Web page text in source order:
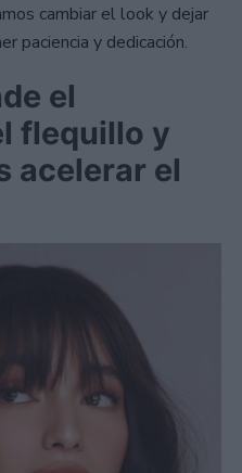
cambiar el look y dejar
paciencia y dedicación.
el
flequillo y
acelerar el